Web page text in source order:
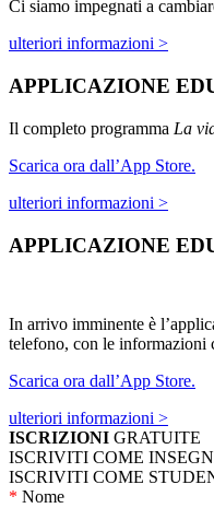
Ci siamo impegnati a
ulteriori informazioni >
APPLICAZIONE
Il completo programma La
Scarica ora dall’App Store.
ulteriori informazioni >
APPLICAZIONE
In arrivo imminente è
telefono, con le informazioni
Scarica ora dall’App Store.
ulteriori informazioni >
ISCRIZIONI GRATUITE
ISCRIVITI COME
ISCRIVITI COME
* Nome